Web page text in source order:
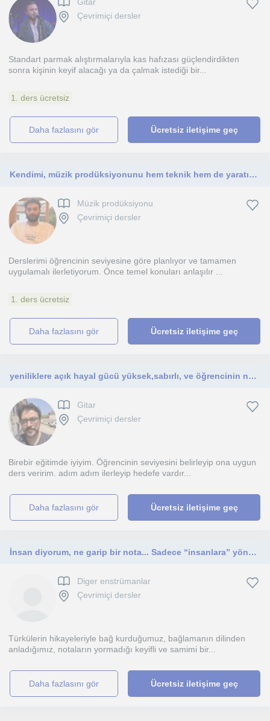
Gitar
Çevrimiçi dersler
Standart parmak alıştırmalarıyla kas hafızası güçlendirdikten
sonra kişinin keyif alacağı ya da çalmak istediği bir...
1. ders ücretsiz
daha fazlasını gör Ücretsiz iletişime geç
Kendimi, müzik prodüksiyonunu hem teknik hem de yaratıcı yönleriyle öğreten, sabırlı ve öğrencinin hedeflerine göre ilerleyen bir
Müzik prodüksiyonu
Çevrimiçi dersler
Derslerimi öğrencinin seviyesine göre planlıyor ve tamamen
uygulamalı ilerletiyorum. Önce temel konuları anlaşılır ...
1. ders ücretsiz
daha fazlasını gör Ücretsiz iletişime geç
yeniliklere açık hayal gücü yüksek,sabırlı, ve öğrencinin ne istediğini bilen biriyim.
Gitar
Çevrimiçi dersler
Birebir eğitimde iyiyim. Öğrencinin seviyesini belirleyip ona uygun
ders veririm. adım adım ilerleyip hedefe vardır...
daha fazlasını gör Ücretsiz iletişime geç
İnsan diyorum, ne garip bir nota... Sadece “insanlara” yönelik eğitim.
Diger enstrümanlar
Çevrimiçi dersler
Türkülerin hikayeleriyle bağ kurduğumuz, bağlamanın dilinden
anladığımız, notaların yormadığı keyifli ve samimi bir...
daha fazlasını gör Ücretsiz iletişime geç